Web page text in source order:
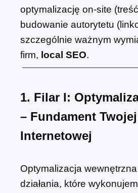
optymalizację on-site
budowanie autorytetu
szczególnie ważnym
firm, local SEO.
1. Filar I:
– Fundament
Internetowej
Optymalizacja
działania, które